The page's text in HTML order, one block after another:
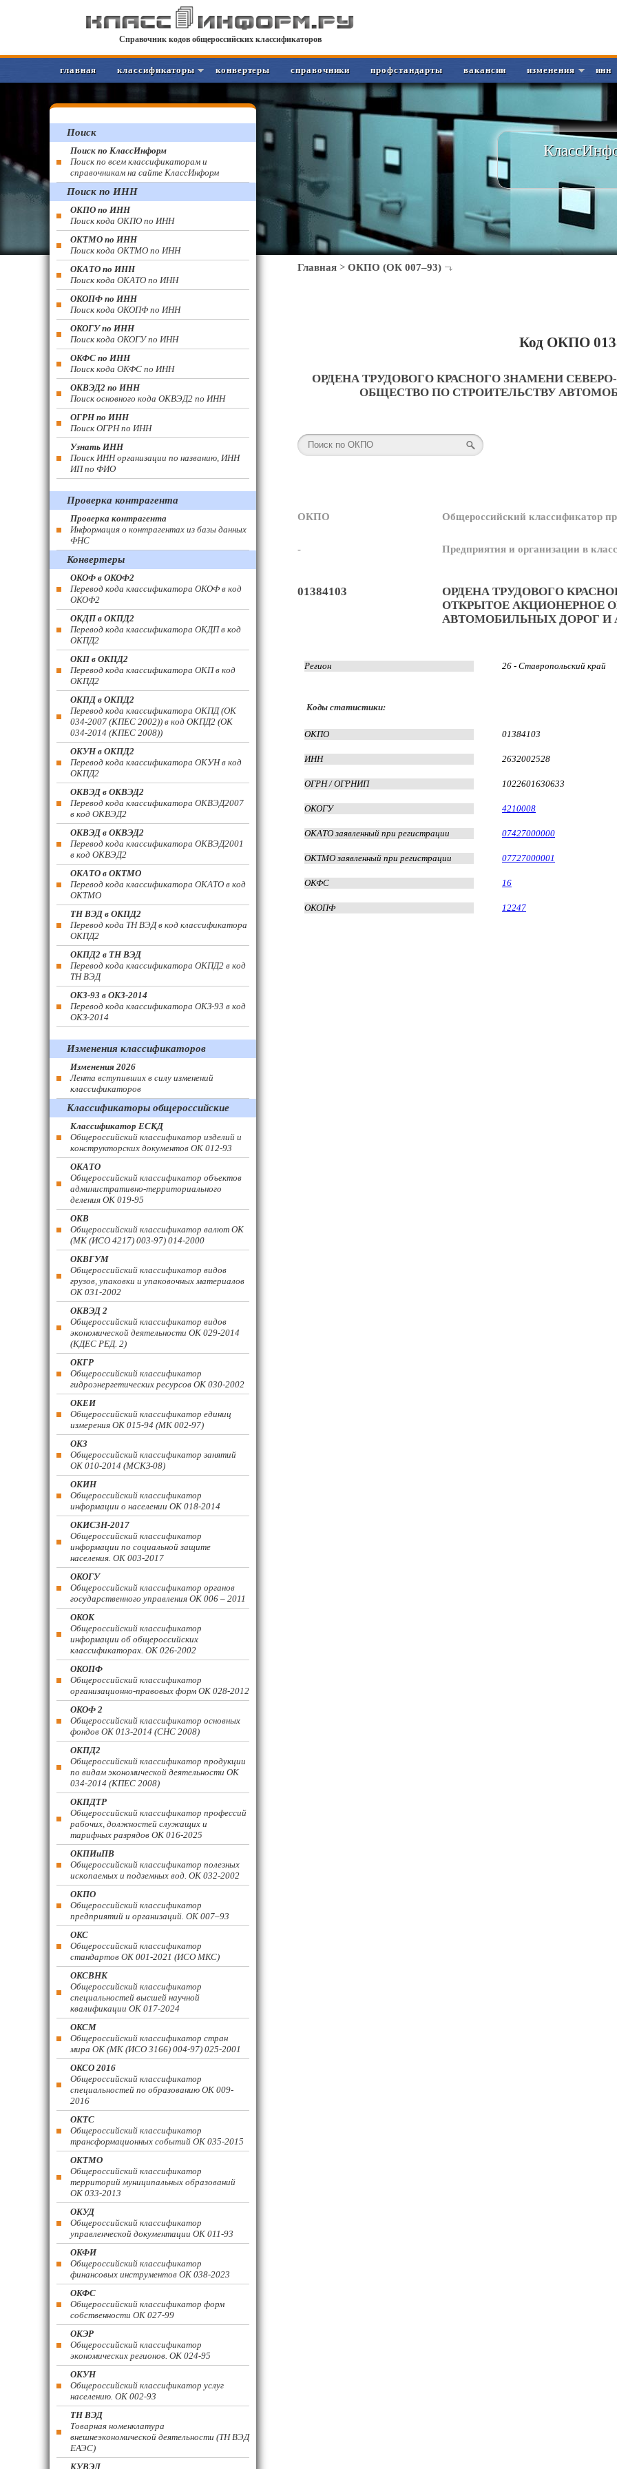
Справочник кодов общероссийских классификаторов
главная классификаторы конвертеры справочники профстандарты вакансии изменения инн
Главная > ОКПО (ОК 007–93)
Код ОКПО
ОРДЕНА ТРУДОВОГО КРАСНОГО ЗНАМЕНИ
ОБЩЕСТВО ПО СТРОИТЕЛЬСТВУ
ОКПО Общероссийский классификатор
- Предприятия и организации в
01384103
ОРДЕНА ТРУДОВОГО
ОТКРЫТОЕ АКЦИОНЕРНОЕ
АВТОМОБИЛЬНЫХ ДОРОГ И
Регион 26 - Ставропольский край
Коды статистики:
ОКПО 01384103
ИНН 2632002528
ОГРН / ОГРНИП 1022601630633
ОКОГУ 4210008
ОКАТО заявленный при регистрации 07427000000
ОКТМО заявленный при регистрации 07727000001
ОКФС 16
ОКОПФ 12247
Поиск
Поиск по КлассИнформ
Поиск по всем классификаторам и
справочникам на сайте КлассИнформ
Поиск по ИНН
ОКПО по ИНН
Поиск кода ОКПО по ИНН
ОКТМО по ИНН
Поиск кода ОКТМО по ИНН
ОКАТО по ИНН
Поиск кода ОКАТО по ИНН
ОКОПФ по ИНН
Поиск кода ОКОПФ по ИНН
ОКОГУ по ИНН
Поиск кода ОКОГУ по ИНН
ОКФС по ИНН
Поиск кода ОКФС по ИНН
ОКВЭД2 по ИНН
Поиск основного кода ОКВЭД2 по ИНН
ОГРН по ИНН
Поиск ОГРН по ИНН
Узнать ИНН
Поиск ИНН организации по названию, ИНН
ИП по ФИО
Проверка контрагента
Проверка контрагента
Информация о контрагентах из базы данных
ФНС
Конвертеры
ОКОФ в ОКОФ2
Перевод кода классификатора ОКОФ в код
ОКОФ2
ОКДП в ОКПД2
Перевод кода классификатора ОКДП в код
ОКПД2
ОКП в ОКПД2
Перевод кода классификатора ОКП в код
ОКПД2
ОКПД в ОКПД2
Перевод кода классификатора ОКПД (ОК
034-2007 (КПЕС 2002)) в код ОКПД2 (ОК
034-2014 (КПЕС 2008))
ОКУН в ОКПД2
Перевод кода классификатора ОКУН в код
ОКПД2
ОКВЭД в ОКВЭД2
Перевод кода классификатора ОКВЭД2007
в код ОКВЭД2
ОКВЭД в ОКВЭД2
Перевод кода классификатора ОКВЭД2001
в код ОКВЭД2
ОКАТО в ОКТМО
Перевод кода классификатора ОКАТО в код
ОКТМО
ТН ВЭД в ОКПД2
Перевод кода ТН ВЭД в код классификатора
ОКПД2
ОКПД2 в ТН ВЭД
Перевод кода классификатора ОКПД2 в код
ТН ВЭД
ОКЗ-93 в ОКЗ-2014
Перевод кода классификатора ОКЗ-93 в код
ОКЗ-2014
Изменения классификаторов
Изменения 2026
Лента вступивших в силу изменений
классификаторов
Классификаторы общероссийские
Классификатор ЕСКД
Общероссийский классификатор изделий и
конструкторских документов ОК 012-93
ОКАТО
Общероссийский классификатор объектов
административно-территориального
деления ОК 019-95
ОКВ
Общероссийский классификатор валют ОК
(МК (ИСО 4217) 003-97) 014-2000
ОКВГУМ
Общероссийский классификатор видов
грузов, упаковки и упаковочных материалов
ОК 031-2002
ОКВЭД 2
Общероссийский классификатор видов
экономической деятельности ОК 029-2014
(КДЕС РЕД. 2)
ОКГР
Общероссийский классификатор
гидроэнергетических ресурсов ОК 030-2002
ОКЕИ
Общероссийский классификатор единиц
измерения ОК 015-94 (МК 002-97)
ОКЗ
Общероссийский классификатор занятий
ОК 010-2014 (МСКЗ-08)
ОКИН
Общероссийский классификатор
информации о населении ОК 018-2014
ОКИСЗН-2017
Общероссийский классификатор
информации по социальной защите
населения. ОК 003-2017
ОКОГУ
Общероссийский классификатор органов
государственного управления ОК 006 – 2011
ОКОК
Общероссийский классификатор
информации об общероссийских
классификаторах. ОК 026-2002
ОКОПФ
Общероссийский классификатор
организационно-правовых форм ОК 028-2012
ОКОФ 2
Общероссийский классификатор основных
фондов ОК 013-2014 (СНС 2008)
ОКПД2
Общероссийский классификатор продукции
по видам экономической деятельности ОК
034-2014 (КПЕС 2008)
ОКПДТР
Общероссийский классификатор профессий
рабочих, должностей служащих и
тарифных разрядов ОК 016-2025
ОКПИиПВ
Общероссийский классификатор полезных
ископаемых и подземных вод. ОК 032-2002
ОКПО
Общероссийский классификатор
предприятий и организаций. ОК 007–93
ОКС
Общероссийский классификатор
стандартов ОК 001-2021 (ИСО МКС)
ОКСВНК
Общероссийский классификатор
специальностей высшей научной
квалификации ОК 017-2024
ОКСМ
Общероссийский классификатор стран
мира ОК (МК (ИСО 3166) 004-97) 025-2001
ОКСО 2016
Общероссийский классификатор
специальностей по образованию ОК 009-
2016
ОКТС
Общероссийский классификатор
трансформационных событий ОК 035-2015
ОКТМО
Общероссийский классификатор
территорий муниципальных образований
ОК 033-2013
ОКУД
Общероссийский классификатор
управленческой документации ОК 011-93
ОКФИ
Общероссийский классификатор
финансовых инструментов OK 038-2023
ОКФС
Общероссийский классификатор форм
собственности ОК 027-99
ОКЭР
Общероссийский классификатор
экономических регионов. ОК 024-95
ОКУН
Общероссийский классификатор услуг
населению. ОК 002-93
ТН ВЭД
Товарная номенклатура
внешнеэкономической деятельности (ТН ВЭД
ЕАЭС)
КУВЭД